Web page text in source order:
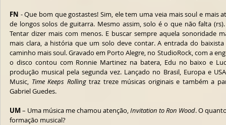
FN - Que bom que gostastes! Sim, ele tem uma veia mais soul e mais
de longos solos de guitarra. Mesmo assim, solo é o que não falta
Tentar dizer mais com menos. E buscar sempre aquela sonoridade
mais clara, a história que um solo deve contar. A entrada do
caminho mais soul. Gravado em Porto Alegre, no StudioRock, com a
o disco contou com Ronnie Martinez na batera, Edu no baixo e
produção musical pela segunda vez. Lançado no Brasil, Europa e
Music, Time Keeps Rolling traz treze músicas originais e também a
Gabriel Guedes.
UM – Uma música me chamou atenção, Invitation to Ron Wood. O
formação musical?